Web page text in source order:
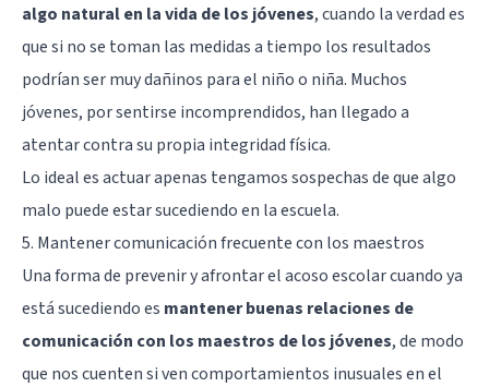
algo natural en la vida de los jóvenes, cuando la verdad es
que si no se toman las medidas a tiempo los resultados
podrían ser muy dañinos para el niño o niña. Muchos
jóvenes, por sentirse incomprendidos, han llegado a
atentar contra su propia integridad física.
Lo ideal es actuar apenas tengamos sospechas de que algo
malo puede estar sucediendo en la escuela.
5. Mantener comunicación frecuente con los maestros
Una forma de prevenir y afrontar el acoso escolar cuando ya
está sucediendo es mantener buenas relaciones de
comunicación con los maestros de los jóvenes, de modo
que nos cuenten si ven comportamientos inusuales en el